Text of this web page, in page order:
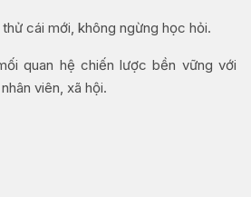
cái mới, không ngừng học hỏi.
quan hệ chiến lược bền vững với
viên, xã hội.